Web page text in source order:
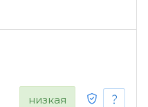
низкая